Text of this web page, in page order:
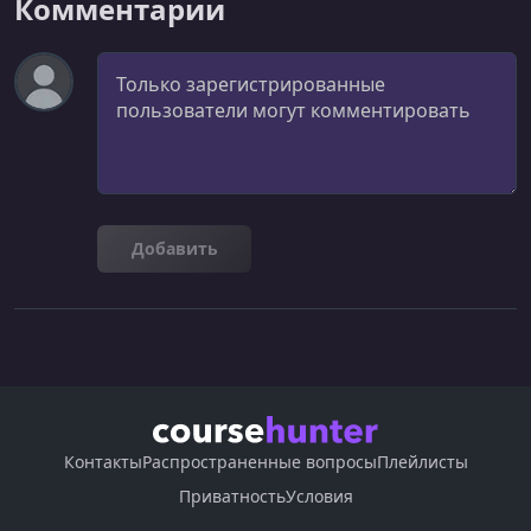
Breadcrumbs & Pagination
УРОК 26. 00:03:20
Dark Mode & Variables
Dropdowns
УРОК 31. 00:05:13
Toast Notifications
Комментарии
Комментарий
Добавить
КонтактыРаспространенные вопросыПлейлисты
ПриватностьУсловия